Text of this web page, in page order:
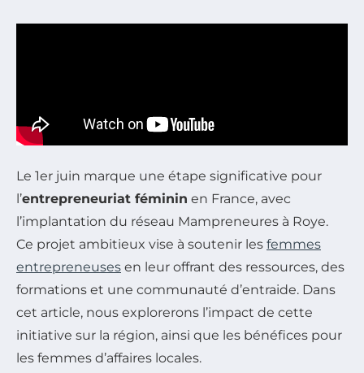
Le 1er juin marque une étape significative pour
l’entrepreneuriat féminin en France, avec
l’implantation du réseau Mampreneures à Roye.
Ce projet ambitieux vise à soutenir les femmes
entrepreneuses en leur offrant des ressources, des
formations et une communauté d’entraide. Dans
cet article, nous explorerons l’impact de cette
initiative sur la région, ainsi que les bénéfices pour
les femmes d’affaires locales.